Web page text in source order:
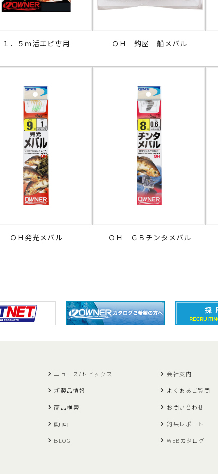
１．５ｍ活エビ専用 ＯＨ 鈎屋 船メバル
ＯＨ発光メバル ＯＨ ＧＢチンタメバル
ニュース/トピックス
新製品情報
商品検索
動 画
BLOG
会社案内
よくあるご質問
お問い合わせ
釣果レポート
WEBカタログ